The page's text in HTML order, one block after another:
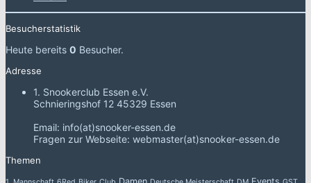
Besucherstatistik
Heute bereits 0 Besucher.
Adresse
1. Snookerclub Essen e.V.
Schnieringshof 12 45329 Essen
Email: info(at)snooker-essen.de
Fragen zur Webseite: webmaster(at)snooker-essen.de
Themen